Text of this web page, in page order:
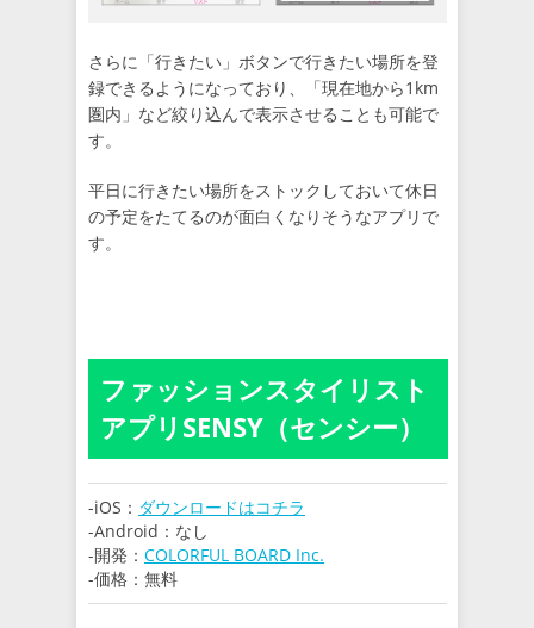
さらに「行きたい」ボタンで行きたい場所を登
録できるようになっており、「現在地から1km
圏内」など絞り込んで表示させることも可能で
す。
平日に行きたい場所をストックしておいて休日
の予定をたてるのが面白くなりそうなアプリで
す。
ファッションスタイリスト
アプリSENSY（センシー）
-iOS： ダウンロードはコチラ
-Android：なし
-開発： COLORFUL BOARD Inc.
-価格：無料